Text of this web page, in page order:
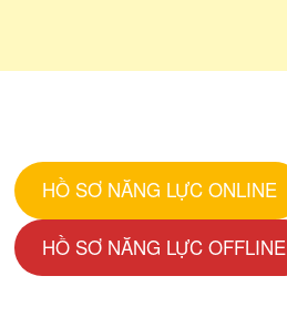
HỒ SƠ NĂNG LỰC ONLINE
HỒ SƠ NĂNG LỰC OFFLINE